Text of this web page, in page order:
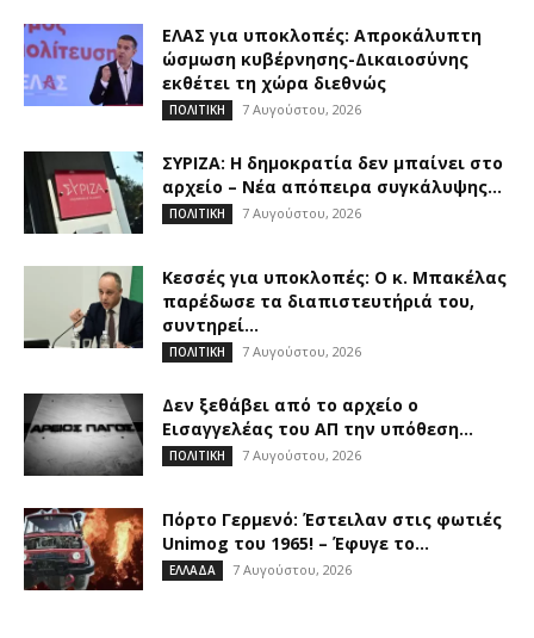
ΕΛΑΣ για υποκλοπές: Απροκάλυπτη
ώσμωση κυβέρνησης-Δικαιοσύνης
εκθέτει τη χώρα διεθνώς
ΠΟΛΙΤΙΚΗ 7 Αυγούστου, 2026
ΣΥΡΙΖΑ: Η δημοκρατία δεν μπαίνει στο
αρχείο – Νέα απόπειρα συγκάλυψης...
ΠΟΛΙΤΙΚΗ 7 Αυγούστου, 2026
Κεσσές για υποκλοπές: Ο κ. Μπακέλας
παρέδωσε τα διαπιστευτήριά του,
συντηρεί...
ΠΟΛΙΤΙΚΗ 7 Αυγούστου, 2026
Δεν ξεθάβει από το αρχείο ο
Εισαγγελέας του ΑΠ την υπόθεση...
ΠΟΛΙΤΙΚΗ 7 Αυγούστου, 2026
Πόρτο Γερμενό: Έστειλαν στις φωτιές
Unimog του 1965! – Έφυγε το...
ΕΛΛΑΔΑ 7 Αυγούστου, 2026